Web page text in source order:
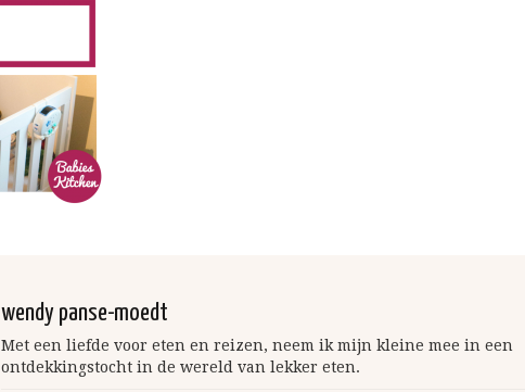
wendy panse-moedt
Met een liefde voor eten en reizen, neem ik mijn kleine mee in een
ontdekkingstocht in de wereld van lekker eten.